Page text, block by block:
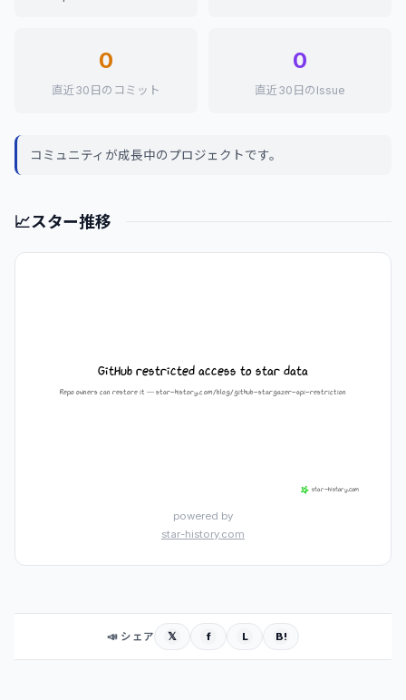
0
直近30日のコミット
0
直近30日のIssue
コミュニティが成長中のプロジェクトです。
📈スター推移
powered by
star-history.com
📣 シェア 𝕏 f L B!